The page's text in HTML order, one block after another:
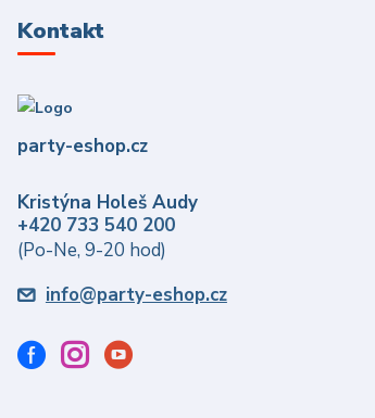
Kontakt
party-eshop.cz
Kristýna Holeš Audy
+420 733 540 200
(Po-Ne, 9-20 hod)
info@party-eshop.cz